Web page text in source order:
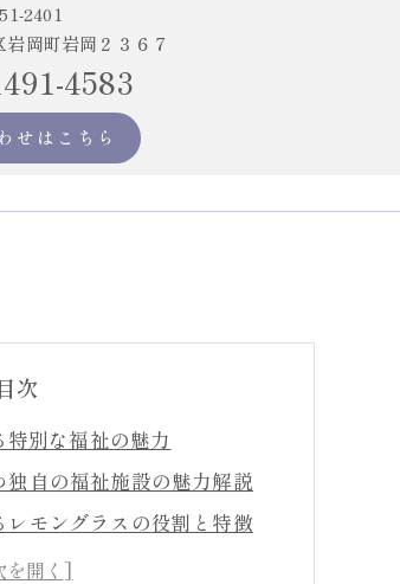
2401
岡町岩岡２３６７
4583
せはこちら
目次
別な福祉の魅力
独自の福祉施設の魅力解説
レモングラスの役割と特徴
する温かい施設づくりの秘訣